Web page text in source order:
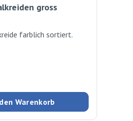
gross
farblich sortiert.
Warenkorb